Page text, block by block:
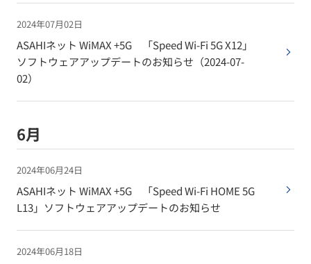
2024年07月02日
ASAHIネット WiMAX +5G 「Speed Wi-Fi 5G X12」
ソフトウェアアップデートのお知らせ（2024-07-
02）
6月
2024年06月24日
ASAHIネット WiMAX +5G 「Speed Wi-Fi HOME 5G
L13」ソフトウェアアップデートのお知らせ
2024年06月18日